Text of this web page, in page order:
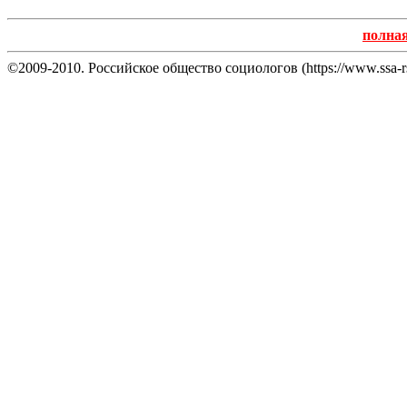
©2009-2010. Российское общество социологов (https://www.ssa-